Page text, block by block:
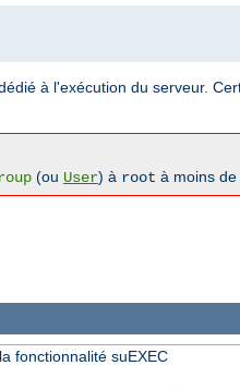
à l'exécution du serveur.
(ou User) à root à moins
fonctionnalité suEXEC